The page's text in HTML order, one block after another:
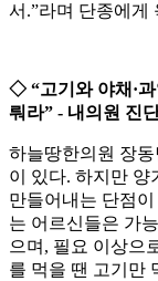
서.”라며 단종에게
◇ “고기와 야채·과
뤄라” - 내의원 진
하늘땅한의원 장
이 있다. 하지만 양
만들어내는 단점
는 어르신들은 가
으며, 필요 이상으
를 먹을 땐 고기만